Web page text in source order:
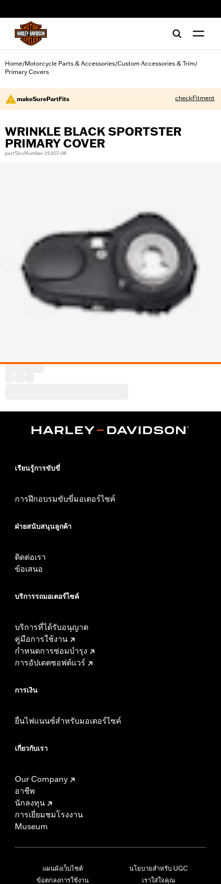
Home/Motorcycle Parts & Accessories/Custom Accessories & Trim/
Primary Covers
makeSurePartFits checkFitment
WRINKLE BLACK SPORTSTER
PRIMARY COVER
partSkuNumber 25307-06
เรียนรู้การขับขี่
การฝึกอบรมขับขี่มอเตอร์ไซค์
ฝ่ายสนับสนุนลูกค้า
ติดต่อเรา
ข้อเสนอ
บริการรถมอเตอร์ไซค์​
บริการที่ได้รับอนุญาต
คู่มือการใช้งาน
กำหนดการซ่อมบำรุง
การอัปเดตซอฟต์แวร์
การเงิน
ยื่นไฟแนนซ์สำหรับมอเตอร์ไซค์
เกี่ยวกับเรา
Our Company
อาชีพ
นักลงทุน
การเยี่ยมชมโรงงาน
Museum
แผนผังเว็บไซต์
ข้อตกลงการใช้งาน
นโยบายสำหรับ UGC
เราใส่ใจคุณ